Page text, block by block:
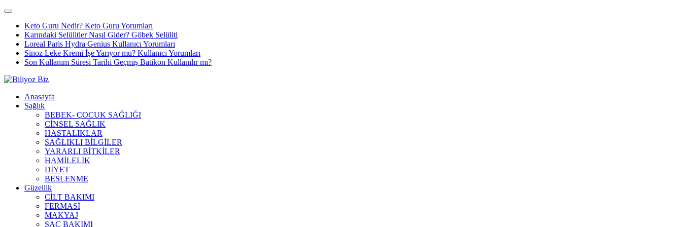
Keto Guru Nedir? Keto Guru Yorumları
Karındaki Selülitler Nasıl Gider? Göbek Selüliti
Loreal Paris Hydra Genius Kullanıcı Yorumları
Sinoz Leke Kremi İşe Yarıyor mu? Kullanıcı Yorumları
Son Kullanım Süresi Tarihi Geçmiş Batikon Kullanılır mı?
Anasayfa
Sağlık
BEBEK- ÇOCUK SAĞLIĞI
CİNSEL SAĞLIK
HASTALIKLAR
SAĞLIKLI BİLGİLER
YARARLI BİTKİLER
HAMİLELİK
DİYET
BESLENME
Güzellik
CİLT BAKIMI
FERMASİ
MAKYAJ
SAÇ BAKIMI